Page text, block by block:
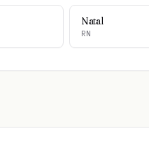
Natal
RN